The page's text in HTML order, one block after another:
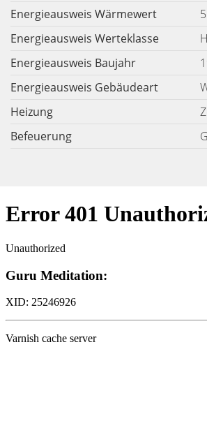
Energieausweis Wärmewert
Energieausweis Werteklasse
H
Energieausweis Baujahr
Energieausweis Gebäudeart
Heizung
Befeuerung